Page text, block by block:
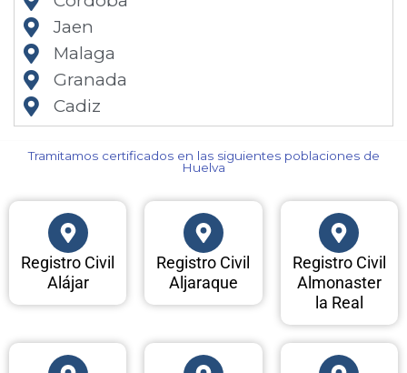
Jaen
Malaga
Granada
Cadiz
Tramitamos certificados en las siguientes poblaciones de
Huelva​
Registro Civil
Alájar
Registro Civil
Aljaraque
Registro Civil
Almonaster
la Real